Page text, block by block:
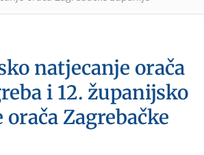
natjecanje orača
i 12. županijsko
Zagrebačke